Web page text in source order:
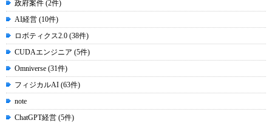
政府案件 (2件)
AI経営 (10件)
ロボティクス2.0 (38件)
CUDAエンジニア (5件)
Omniverse (31件)
フィジカルAI (63件)
note
ChatGPT経営 (5件)